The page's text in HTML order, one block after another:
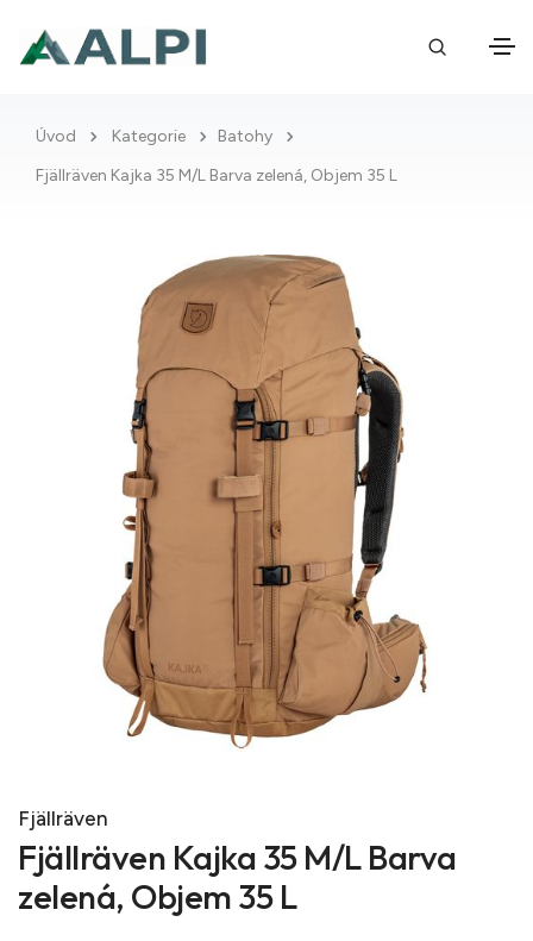
Úvod Kategorie
Batohy
Fjällräven Kajka 35 M/L Barva zelená, Objem 35 L
Fjällräven
Fjällräven Kajka 35 M/L Barva
zelená, Objem 35 L